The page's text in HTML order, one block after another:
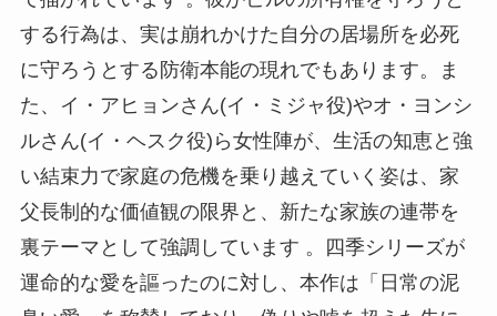
する行為は、実は崩れかけた自分の居場所を必死
に守ろうとする防衛本能の現れでもあります。ま
た、イ・アヒョンさん(イ・ミジャ役)やオ・ヨンシ
ルさん(イ・ヘスク役)ら女性陣が、生活の知恵と強
い結束力で家庭の危機を乗り越えていく姿は、家
父長制的な価値観の限界と、新たな家族の連帯を
裏テーマとして強調しています 。四季シリーズが
運命的な愛を謳ったのに対し、本作は「日常の泥